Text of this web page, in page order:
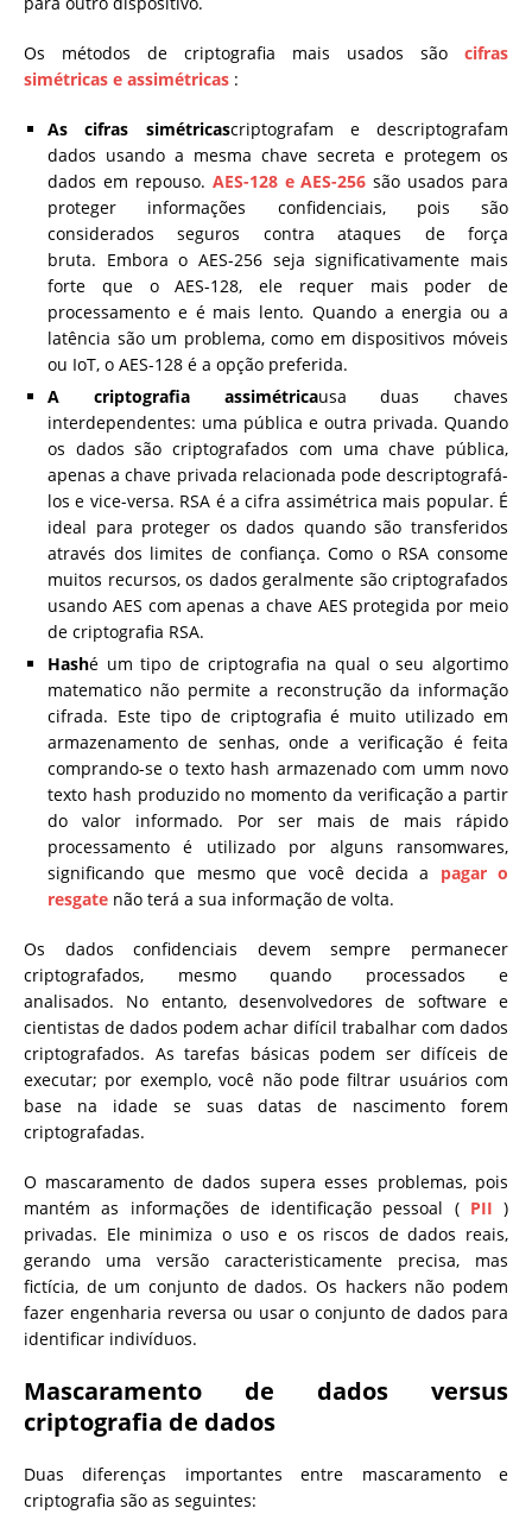
Os métodos de criptografia mais usados ​​são cifras
simétricas e assimétricas :
As cifras simétricascriptografam e descriptografam
dados usando a mesma chave secreta e protegem os
dados em repouso. AES-128 e AES-256 são usados ​​para
proteger informações confidenciais, pois são
considerados seguros contra ataques de força
bruta. Embora o AES-256 seja significativamente mais
forte que o AES-128, ele requer mais poder de
processamento e é mais lento. Quando a energia ou a
latência são um problema, como em dispositivos móveis
ou IoT, o AES-128 é a opção preferida.
A criptografia assimétricausa duas chaves
interdependentes: uma pública e outra privada. Quando
os dados são criptografados com uma chave pública,
apenas a chave privada relacionada pode descriptografá-
los e vice-versa. RSA é a cifra assimétrica mais popular. É
ideal para proteger os dados quando são transferidos
através dos limites de confiança. Como o RSA consome
muitos recursos, os dados geralmente são criptografados
usando AES com apenas a chave AES protegida por meio
de criptografia RSA.
Hashé um tipo de criptografia na qual o seu algortimo
matematico não permite a reconstrução da informação
cifrada. Este tipo de criptografia é muito utilizado em
armazenamento de senhas, onde a verificação é feita
comprando-se o texto hash armazenado com umm novo
texto hash produzido no momento da verificação a partir
do valor informado. Por ser mais de mais rápido
processamento é utilizado por alguns ransomwares,
significando que mesmo que você decida a pagar o
resgate não terá a sua informação de volta.
Os dados confidenciais devem sempre permanecer
criptografados, mesmo quando processados ​​e
analisados. No entanto, desenvolvedores de software e
cientistas de dados podem achar difícil trabalhar com dados
criptografados. As tarefas básicas podem ser difíceis de
executar; por exemplo, você não pode filtrar usuários com
base na idade se suas datas de nascimento forem
criptografadas.
O mascaramento de dados supera esses problemas, pois
mantém as informações de identificação pessoal ( PII )
privadas. Ele minimiza o uso e os riscos de dados reais,
gerando uma versão caracteristicamente precisa, mas
fictícia, de um conjunto de dados. Os hackers não podem
fazer engenharia reversa ou usar o conjunto de dados para
identificar indivíduos.
Mascaramento de dados versus
criptografia de dados
Duas diferenças importantes entre mascaramento e
criptografia são as seguintes: